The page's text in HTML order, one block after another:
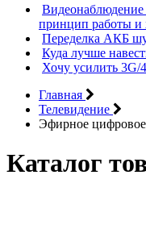
Видеонаблюдение
принцип работы и
Переделка АКБ
Куда лучше
Хочу усилить 3G/
Главная
Телевидение
Эфирное цифровое
Каталог